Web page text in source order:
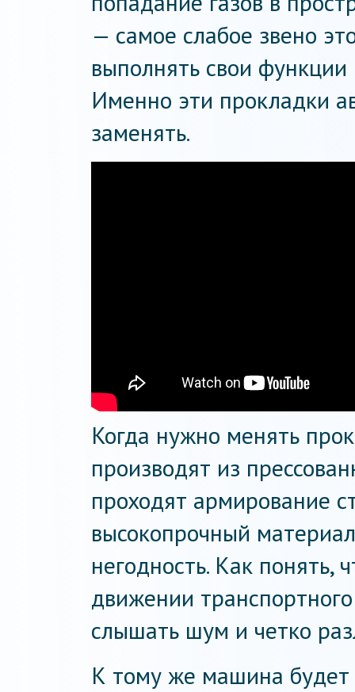
— самое слабое звено
выполнять свои
Именно эти прокладки
заменять.
Когда нужно менять
производят из
проходят армирование
высокопрочный
негодность. Как понять,
движении
слышать шум и четко
К тому же машина будет